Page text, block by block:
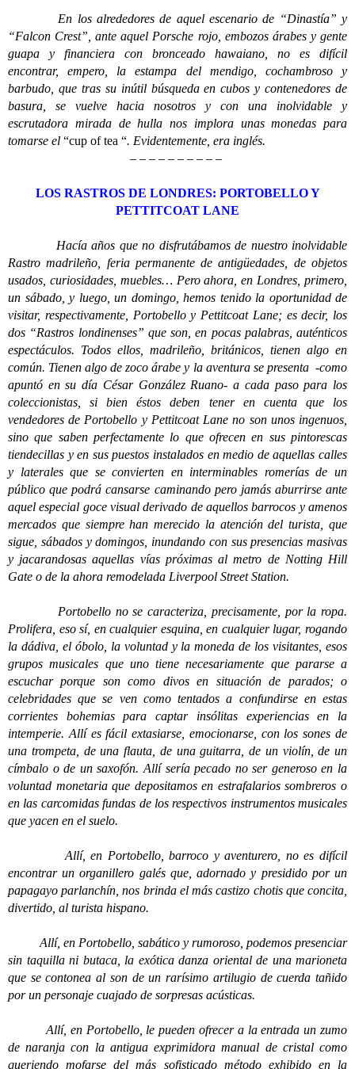
En los alrededores de aquel escenario de “Dinastía” y
“Falcon Crest”, ante aquel Porsche rojo, embozos árabes y gente
guapa y financiera con bronceado hawaiano, no es difícil
encontrar, empero, la estampa del mendigo, cochambroso y
barbudo, que tras su inútil búsqueda en cubos y contenedores de
basura, se vuelve hacia nosotros y con una inolvidable y
escrutadora mirada de hulla nos implora unas monedas para
tomarse el “cup of tea “. Evidentemente, era inglés.
– – – – – – – – – –
LOS RASTROS DE LONDRES: PORTOBELLO Y
PETTITCOAT LANE
Hacía años que no disfrutábamos de nuestro inolvidable
Rastro madrileño, feria permanente de antigüedades, de objetos
usados, curiosidades, muebles… Pero ahora, en Londres, primero,
un sábado, y luego, un domingo, hemos tenido la oportunidad de
visitar, respectivamente, Portobello y Pettitcoat Lane; es decir, los
dos “Rastros londinenses” que son, en pocas palabras, auténticos
espectáculos. Todos ellos, madrileño, británicos, tienen algo en
común. Tienen algo de zoco árabe y la aventura se presenta -como
apuntó en su día César González Ruano- a cada paso para los
coleccionistas, si bien éstos deben tener en cuenta que los
vendedores de Portobello y Pettitcoat Lane no son unos ingenuos,
sino que saben perfectamente lo que ofrecen en sus pintorescas
tiendecillas y en sus puestos instalados en medio de aquellas calles
y laterales que se convierten en interminables romerías de un
público que podrá cansarse caminando pero jamás aburrirse ante
aquel especial goce visual derivado de aquellos barrocos y amenos
mercados que siempre han merecido la atención del turista, que
sigue, sábados y domingos, inundando con sus presencias masivas
y jacarandosas aquellas vías próximas al metro de Notting Hill
Gate o de la ahora remodelada Liverpool Street Station.
Portobello no se caracteriza, precisamente, por la ropa.
Prolifera, eso sí, en cualquier esquina, en cualquier lugar, rogando
la dádiva, el óbolo, la voluntad y la moneda de los visitantes, esos
grupos musicales que uno tiene necesariamente que pararse a
escuchar porque son como divos en situación de parados; o
celebridades que se ven como tentados a confundirse en estas
corrientes bohemias para captar insólitas experiencias en la
intemperie. Allí es fácil extasiarse, emocionarse, con los sones de
una trompeta, de una flauta, de una guitarra, de un violín, de un
címbalo o de un saxofón. Allí sería pecado no ser generoso en la
voluntad monetaria que depositamos en estrafalarios sombreros o
en las carcomidas fundas de los respectivos instrumentos musicales
que yacen en el suelo.
Allí, en Portobello, barroco y aventurero, no es difícil
encontrar un organillero galés que, adornado y presidido por un
papagayo parlanchín, nos brinda el más castizo chotis que concita,
divertido, al turista hispano.
Allí, en Portobello, sabático y rumoroso, podemos presenciar
sin taquilla ni butaca, la exótica danza oriental de una marioneta
que se contonea al son de un rarísimo artilugio de cuerda tañido
por un personaje cuajado de sorpresas acústicas.
Allí, en Portobello, le pueden ofrecer a la entrada un zumo
de naranja con la antigua exprimidora manual de cristal como
queriendo mofarse del más sofisticado método exhibido en la